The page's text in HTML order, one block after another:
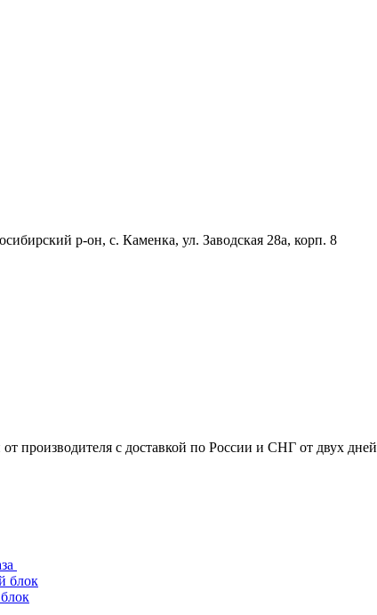
р-он, с. Каменка, ул. Заводская 28а, корп. 8
производителя с доставкой по России и СНГ от двух дней
блок